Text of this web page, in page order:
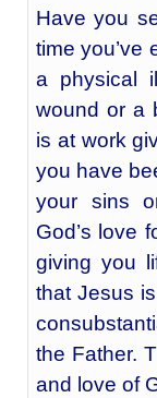
Have you
time
a physical
wound or a
is at work
you have
your sins
God’s love
giving you
that Jesus
the Father.
and love of